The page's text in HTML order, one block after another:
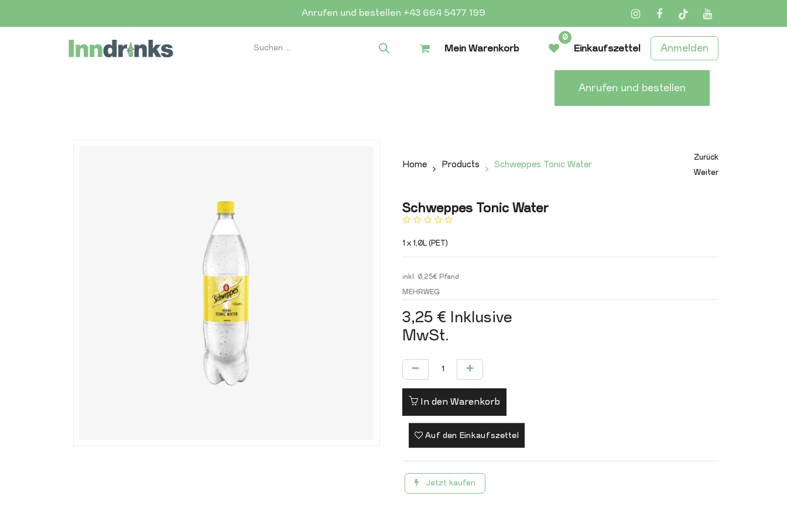
Anrufen und bestellen +43 664 5477 199
InstagramFacebook
TikTokYouTube
Mein Warenkorb
0
Einkaufszettel Anmelden
Anrufen und bestellen
Home Products Schweppes Tonic Water
Zurück
Weiter
Schweppes Tonic Water
1 x 1,0L (PET)
inkl. 0,25€ Pfand
MEHRWEG
3,25 €
Inklusive
MwSt.
In den Warenkorb
Auf den Einkaufszettel
Jetzt kaufen